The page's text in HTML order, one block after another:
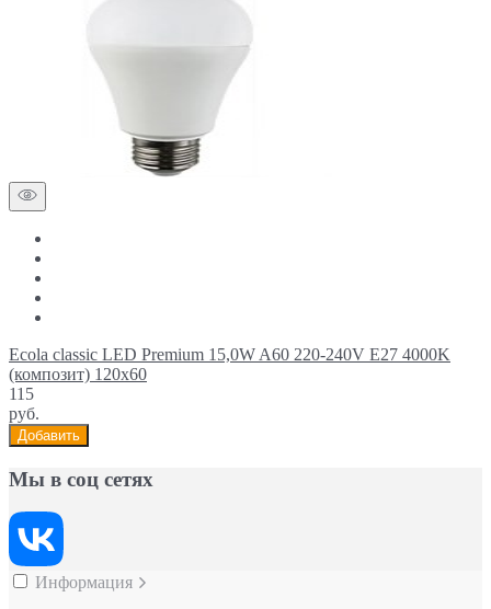
Ecola classic LED Premium 15,0W A60 220-240V E27 4000K
(композит) 120x60
115
руб.
Добавить
Мы в соц сетях
Информация